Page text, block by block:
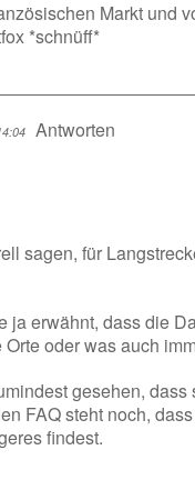
Markt und
*schnüff*
Antworten
sagen, für
ja erwähnt, dass die
oder was auch
gesehen,
FAQ steht noch,
findest.